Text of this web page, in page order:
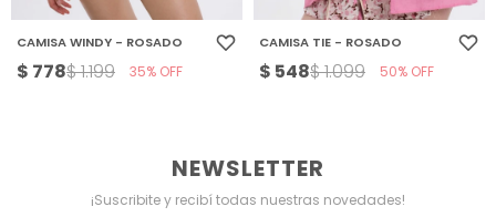
CAMISA WINDY - ROSADO
$ 778$1.199 35
CAMISA TIE - ROSADO
$ 548$1.099 50
NEWSLETTER
¡Suscribite y recibí todas nuestras novedades!